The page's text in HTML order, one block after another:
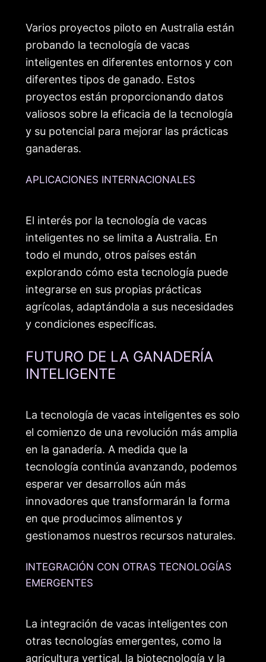
Varios proyectos piloto en Australia están
probando la tecnología de vacas
inteligentes en diferentes entornos y con
diferentes tipos de ganado. Estos
proyectos están proporcionando datos
valiosos sobre la eficacia de la tecnología
y su potencial para mejorar las prácticas
ganaderas.
APLICACIONES INTERNACIONALES
El interés por la tecnología de vacas
inteligentes no se limita a Australia. En
todo el mundo, otros países están
explorando cómo esta tecnología puede
integrarse en sus propias prácticas
agrícolas, adaptándola a sus necesidades
y condiciones específicas.
FUTURO DE LA GANADERÍA
INTELIGENTE
La tecnología de vacas inteligentes es solo
el comienzo de una revolución más amplia
en la ganadería. A medida que la
tecnología continúa avanzando, podemos
esperar ver desarrollos aún más
innovadores que transformarán la forma
en que producimos alimentos y
gestionamos nuestros recursos naturales.
INTEGRACIÓN CON OTRAS TECNOLOGÍAS
EMERGENTES
La integración de vacas inteligentes con
otras tecnologías emergentes, como la
agricultura vertical, la biotecnología y la